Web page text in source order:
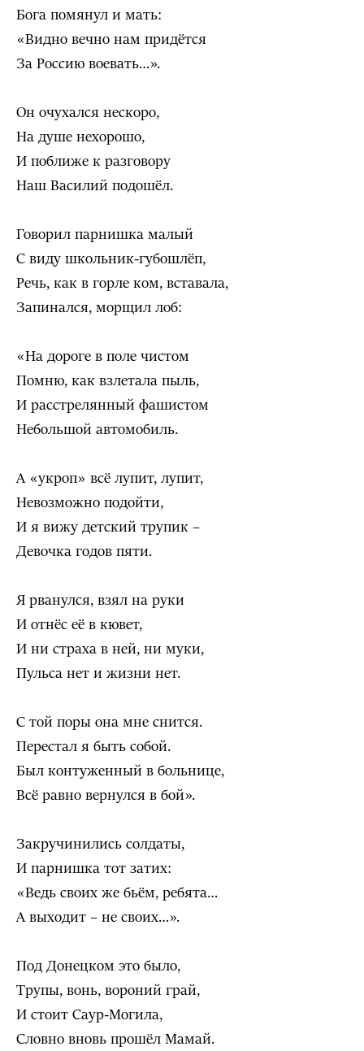
Бога помянул и мать:
«Видно вечно нам придётся
За Россию воевать…».
Он очухался нескоро,
На душе нехорошо,
И поближе к разговору
Наш Василий подошёл.
Говорил парнишка малый
С виду школьник-губошлёп,
Речь, как в горле ком, вставала,
Запинался, морщил лоб:
«На дороге в поле чистом
Помню, как взлетала пыль,
И расстрелянный фашистом
Небольшой автомобиль.
А «укроп» всё лупит, лупит,
Невозможно подойти,
И я вижу детский трупик –
Девочка годов пяти.
Я рванулся, взял на руки
И отнёс её в кювет,
И ни страха в ней, ни муки,
Пульса нет и жизни нет.
С той поры она мне снится.
Перестал я быть собой.
Был контуженный в больнице,
Всё равно вернулся в бой».
Закручинились солдаты,
И парнишка тот затих:
«Ведь своих же бьём, ребята…
А выходит – не своих…».
Под Донецком это было,
Трупы, вонь, вороний грай,
И стоит Саур-Могила,
Словно вновь прошёл Мамай.